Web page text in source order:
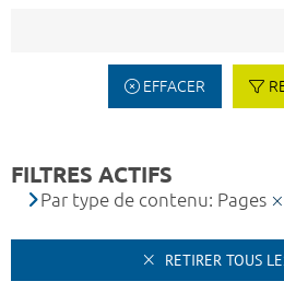
EFFACER
FILTRES ACTIFS
Par type de contenu: Pages
RETIRER TOUS